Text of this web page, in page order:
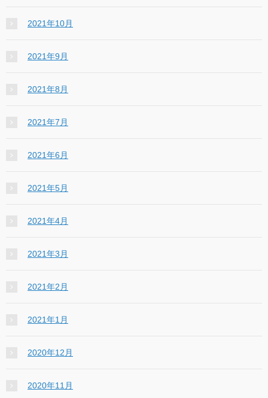
2021年10月
2021年9月
2021年8月
2021年7月
2021年6月
2021年5月
2021年4月
2021年3月
2021年2月
2021年1月
2020年12月
2020年11月